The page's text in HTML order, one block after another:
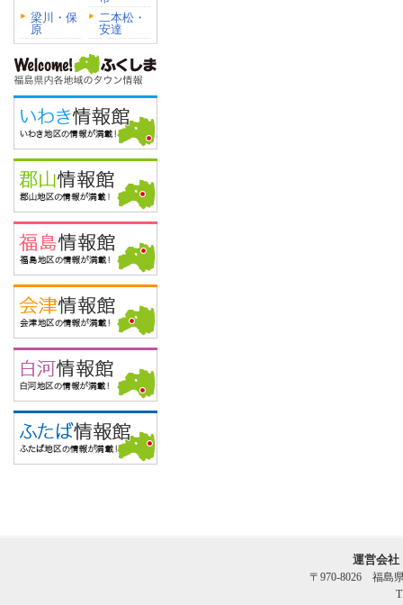
梁川・保
原
二本松・
安達
運営会
〒970-8026 福島